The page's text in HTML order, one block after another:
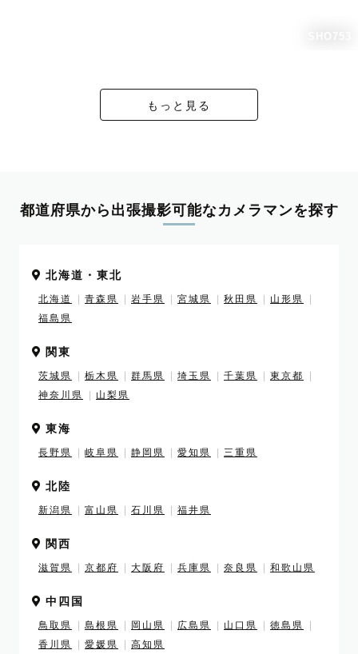
もっと見る
都道府県から出張撮影可能なカメラマンを探す
北海道・東北
北海道 青森県 岩手県 宮城県 秋田県
山形県
福島県
関東
茨城県 栃木県 群馬県 埼玉県 千葉県
東京都
神奈川県
山梨県
東海
長野県 岐阜県 静岡県 愛知県 三重県
北陸
新潟県 富山県 石川県 福井県
関西
滋賀県 京都府 大阪府 兵庫県 奈良県 和歌山県
中四国
鳥取県 島根県 岡山県 広島県 山口県
徳島県
香川県
愛媛県 高知県